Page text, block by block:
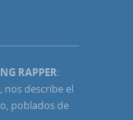
RAPPER:
describe el
poblados de